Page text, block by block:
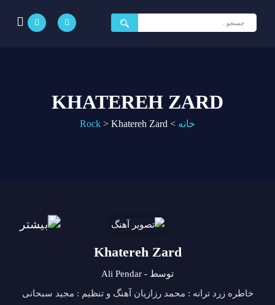
جستجو
برای:
KHATEREH ZARD
خانه >
Rock > Khatereh Zard
Khatereh Zard
توسط - Ali Pendar
خاطره زرد ترانه : محمد رزازیان آهنگ و تنظیم : مجید سبحانی